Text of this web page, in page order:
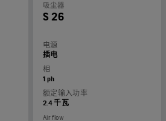
吸尘器
S 26
电源
插电
相
1 ph
额定输入功率
2.4 千瓦
Air flow